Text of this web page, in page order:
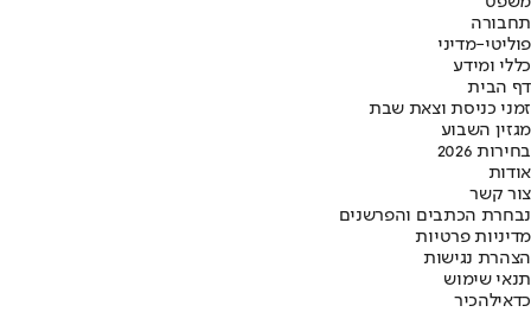
תחבורה
פוליטי-מדיני
כללי ומידע
דף הבית
זמני כניסת וצאת שבת
מגזין השבוע
בחירות 2026
אודות
צור קשר
נבחרת הכתבים והפרשנים
מדיניות פרטיות
הצהרת נגישות
תנאי שימוש
כדאילהכיר